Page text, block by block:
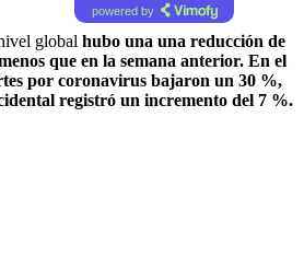
powered by
global hubo una una reducción de
que en la semana anterior. En el
por coronavirus bajaron un 30 %,
registró un incremento del 7 %.